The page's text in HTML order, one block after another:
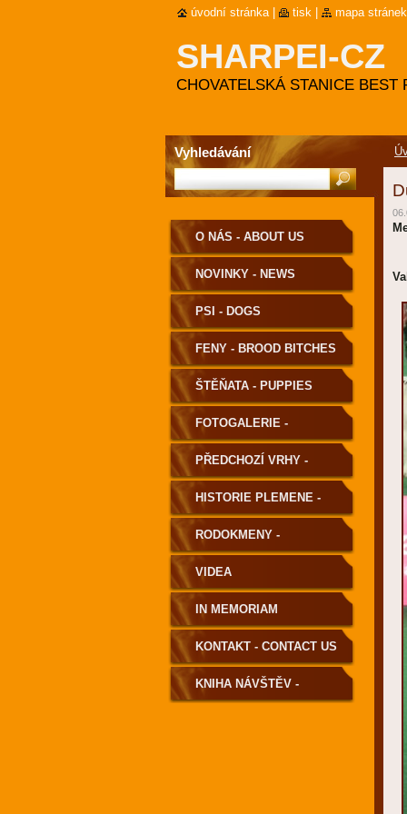
SHARPEI-CZ
CHOVATELSKÁ STANICE BEST
O NÁS - ABOUT US
NOVINKY - NEWS
PSI - DOGS
FENY - BROOD BITCHES
ŠTĚŇATA - PUPPIES
FOTOGALERIE -
PHOTOGALLERY
PŘEDCHOZÍ VRHY -
PREVIOUS LITTERS
HISTORIE PLEMENE -
HISTORY OF THE BREED
RODOKMENY -
PEDIGREE
VIDEA
IN MEMORIAM
KONTAKT - CONTACT US
KNIHA NÁVŠTĚV -
Vyhledávání
úvodní stránka tisk mapa stránek